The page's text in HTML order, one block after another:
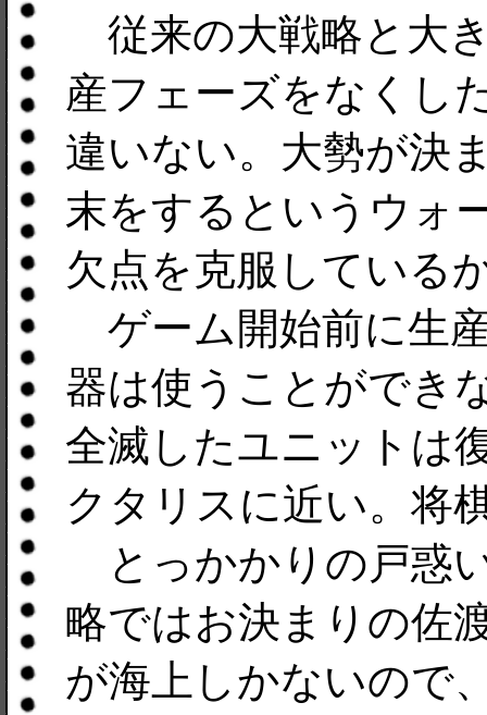
従来の大戦略と大
産フェーズをなくし
違いない。大勢が決
末をするというウォ
欠点を克服している
ゲーム開始前に生
器は使うことができ
全滅したユニットは
クタリスに近い。将
とっかかりの戸惑
略ではお決まりの佐
が海上しかないので